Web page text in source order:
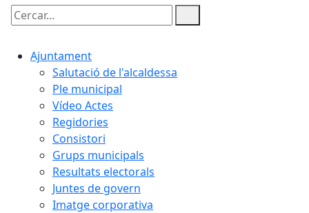
Cercar:
Ajuntament
Salutació de l'alcaldessa
Ple municipal
Vídeo Actes
Regidories
Consistori
Grups municipals
Resultats electorals
Juntes de govern
Imatge corporativa